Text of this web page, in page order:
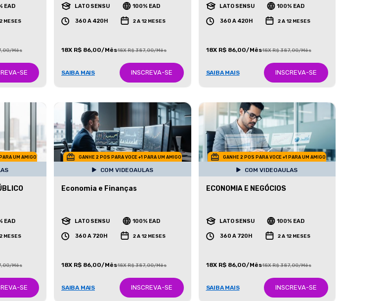
EAD
MESES
Mês
SE
LATO SENSU 100% EAD
360 A 420H 2 A 12 MESES
18X R$ 86,00/Mês18X R$ 387,00/Mês
SAIBA MAIS INSCREVA-SE
LATO SENSU 100% EAD
360 A 420H 2 A 12 MESES
18X R$ 86,00/Mês18X R$ 387,00/Mês
SAIBA MAIS INSCREVA-SE
UM AMIGO
EAD
MESES
Mês
SE
GANHE 2 POS PARA VOCE +1 PARA UM AMIGO
COM VIDEOAULAS
Economia e Finanças
LATO SENSU 100% EAD
360 A 720H 2 A 12 MESES
18X R$ 86,00/Mês18X R$ 387,00/Mês
SAIBA MAIS INSCREVA-SE
GANHE 2 POS PARA VOCE +1 PARA UM AMIGO
COM VIDEOAULAS
ECONOMIA E NEGÓCIOS
LATO SENSU 100% EAD
360 A 720H 2 A 12 MESES
18X R$ 86,00/Mês18X R$ 387,00/Mês
SAIBA MAIS INSCREVA-SE